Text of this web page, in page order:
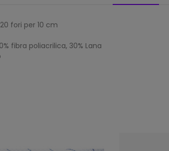
fori per 10 cm
fibra poliacrilica, 30% Lana